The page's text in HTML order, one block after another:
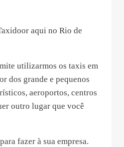
aqui no Rio de
utilizarmos os taxis em
dos grande e pequenos
aeroportos, centros
outro lugar que você
fazer à sua empresa.